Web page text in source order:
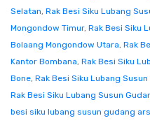
Selatan, Rak Besi Siku Lubang
Mongondow Timur, Rak Besi Siku
Bolaang Mongondow Utara, Rak
Kantor Bombana, Rak Besi Siku
Bone, Rak Besi Siku Lubang
Rak Besi Siku Lubang Susun
besi siku lubang susun gudang